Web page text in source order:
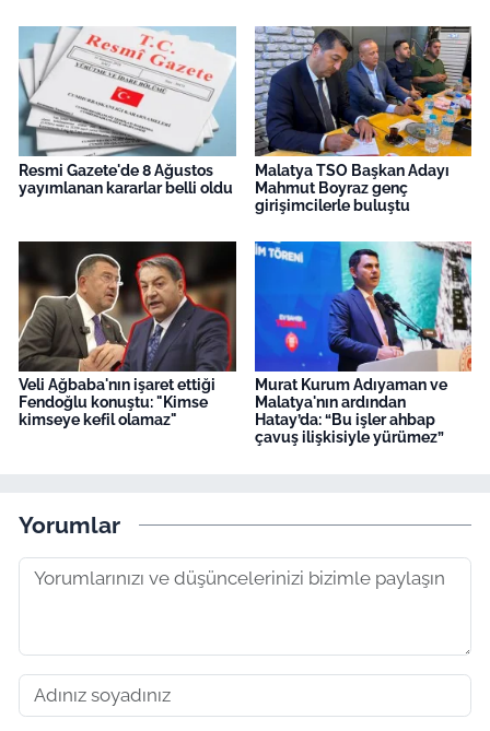
Resmi Gazete'de 8 Ağustos
yayımlanan kararlar belli oldu
Malatya TSO Başkan Adayı
Mahmut Boyraz genç
girişimcilerle buluştu
Veli Ağbaba'nın işaret ettiği
Fendoğlu konuştu: "Kimse
kimseye kefil olamaz"
Murat Kurum Adıyaman ve
Malatya'nın ardından
Hatay’da: “Bu işler ahbap
çavuş ilişkisiyle yürümez”
Yorumlar